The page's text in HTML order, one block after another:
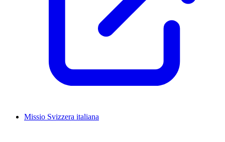
Missio Svizzera italiana